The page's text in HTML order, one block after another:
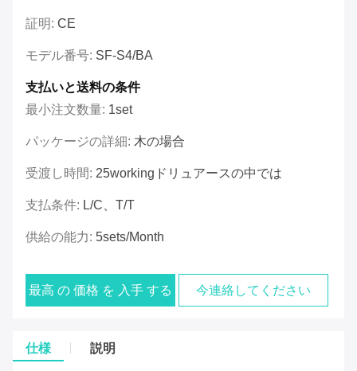
証明: CE
モデル番号: SF-S4/BA
支払いと送料の条件
最小注文数量: 1set
パッケージの詳細: 木の場合
受渡し時間: 25workingドリュアースの中では
支払条件: L/C、T/T
供給の能力: 5sets/month
最高 の 価格 を 入手 する 今連絡してください
仕様 説明